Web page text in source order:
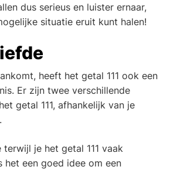
dus serieus en luister ernaar,
situatie eruit kunt halen!
heeft het getal 111 ook een
Er zijn twee verschillende
getal 111, afhankelijk van je
je het getal 111 vaak
het een goed idee om een